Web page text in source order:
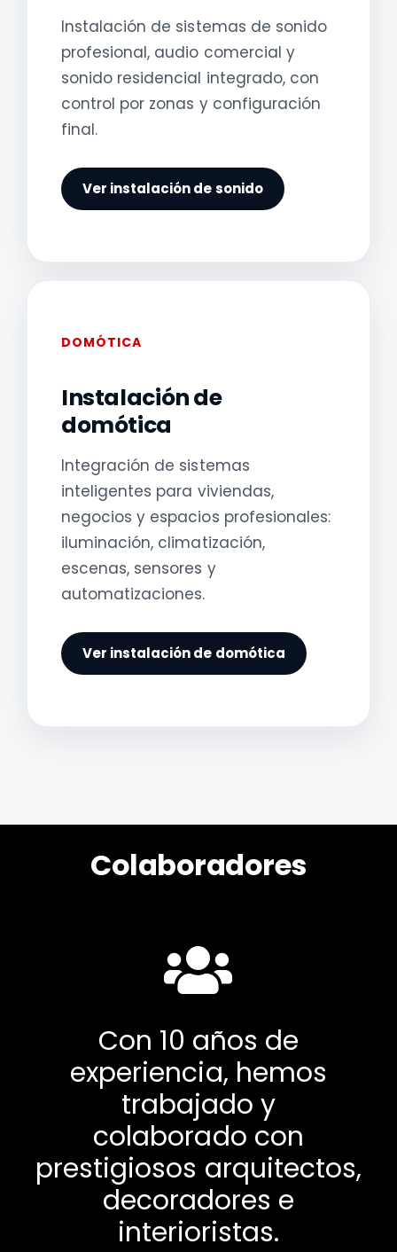
Instalación de sistemas de sonido
profesional, audio comercial y
sonido residencial integrado, con
control por zonas y configuración
final.
Ver instalación de sonido
DOMÓTICA
Instalación de
domótica
Integración de sistemas
inteligentes para viviendas,
negocios y espacios profesionales:
iluminación, climatización,
escenas, sensores y
automatizaciones.
Ver instalación de domótica
Colaboradores
Con 10 años de
experiencia, hemos
trabajado y
colaborado con
prestigiosos arquitectos,
decoradores e
interioristas.